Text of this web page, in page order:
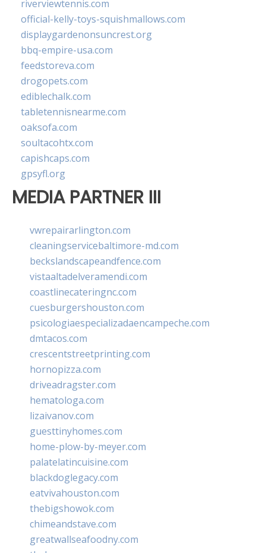
riverviewtennis.com
official-kelly-toys-squishmallows.com
displaygardenonsuncrest.org
bbq-empire-usa.com
feedstoreva.com
drogopets.com
ediblechalk.com
tabletennisnearme.com
oaksofa.com
soultacohtx.com
capishcaps.com
gpsyfl.org
MEDIA PARTNER III
vwrepairarlington.com
cleaningservicebaltimore-md.com
beckslandscapeandfence.com
vistaaltadelveramendi.com
coastlinecateringnc.com
cuesburgershouston.com
psicologiaespecializadaencampeche.com
dmtacos.com
crescentstreetprinting.com
hornopizza.com
driveadragster.com
hematologa.com
lizaivanov.com
guesttinyhomes.com
home-plow-by-meyer.com
palatelatincuisine.com
blackdoglegacy.com
eatvivahouston.com
thebigshowok.com
chimeandstave.com
greatwallseafoodny.com